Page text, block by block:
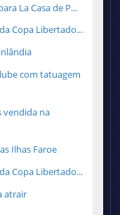
La Casa de P...
Copa Libertado...
com tatuagem
vendida na
Ilhas Faroe
Copa Libertado...
atrair